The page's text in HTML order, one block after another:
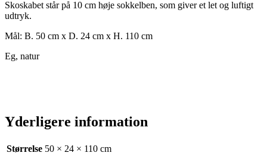
Skoskabet står på 10 cm høje sokkelben, som giver et let og luftigt
udtryk.
Mål: B. 50 cm x D. 24 cm x H. 110 cm
Eg, natur
Yderligere information
Størrelse 50 × 24 × 110 cm